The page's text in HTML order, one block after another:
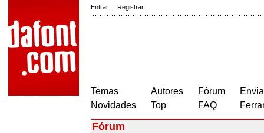
Entrar | Registrar
Temas
Novidades
Autores
Top
Fórum
FAQ
Fórum